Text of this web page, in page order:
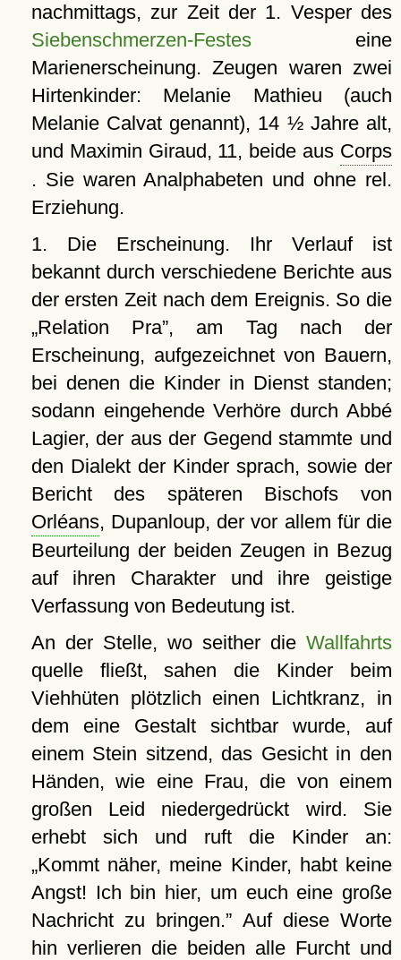
nachmittags, zur Zeit der 1. Vesper des
Siebenschmerzen-Festeseine
Marienerscheinung. Zeugen waren zwei
Hirtenkinder: Melanie Mathieu (auch
Melanie Calvat genannt), 14 ½ Jahre alt,
und Maximin Giraud, 11, beide aus Corps
. Sie waren Analphabeten und ohne rel.
Erziehung.
1. Die Erscheinung. Ihr Verlauf ist
bekannt durch verschiedene Berichte aus
der ersten Zeit nach dem Ereignis. So die
Relation Pra , am Tag nach der
Erscheinung, aufgezeichnet von Bauern,
bei denen die Kinder in Dienst standen;
sodann eingehende Verhöre durch Abbé
Lagier, der aus der Gegend stammte und
den Dialekt der Kinder sprach, sowie der
Bericht des späteren Bischofs von
Orléans, Dupanloup, der vor allem für die
Beurteilung der beiden Zeugen in Bezug
auf ihren Charakter und ihre geistige
Verfassung von Bedeutung ist.
An der Stelle, wo seither die Wallfahrts
quelle fließt, sahen die Kinder beim
Viehhüten plötzlich einen Lichtkranz, in
dem eine Gestalt sichtbar wurde, auf
einem Stein sitzend, das Gesicht in den
Händen, wie eine Frau, die von einem
großen Leid niedergedrückt wird. Sie
erhebt sich und ruft die Kinder an:
Kommt näher, meine Kinder, habt keine
Angst! Ich bin hier, um euch eine große
Nachricht zu bringen.
Auf diese Worte
hin verlieren die beiden alle Furcht und